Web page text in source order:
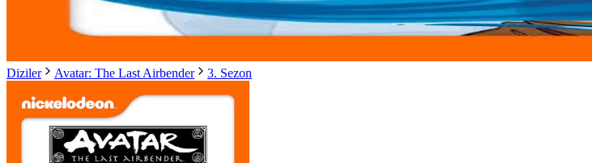
Diziler Avatar: The Last Airbender 3. Sezon